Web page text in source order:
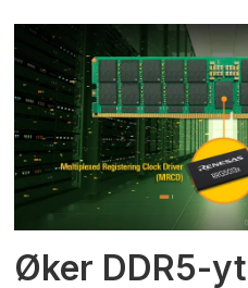
Øker DDR5-